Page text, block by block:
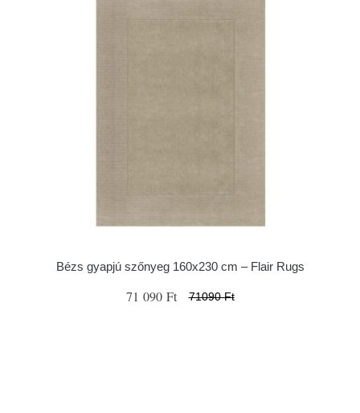
Bézs gyapjú szőnyeg 160x230 cm – Flair Rugs
71 090 Ft 71090 Ft